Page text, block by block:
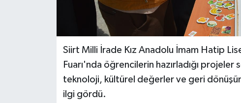
Siirt Milli İrade Kız Anadolu İmam Hatip
Fuarı'nda öğrencilerin hazırladığı
teknoloji, kültürel değerler ve geri
ilgi gördü.